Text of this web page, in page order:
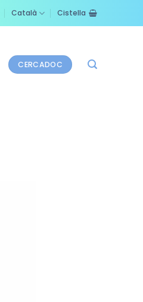
Català Cistella
CERCADOC